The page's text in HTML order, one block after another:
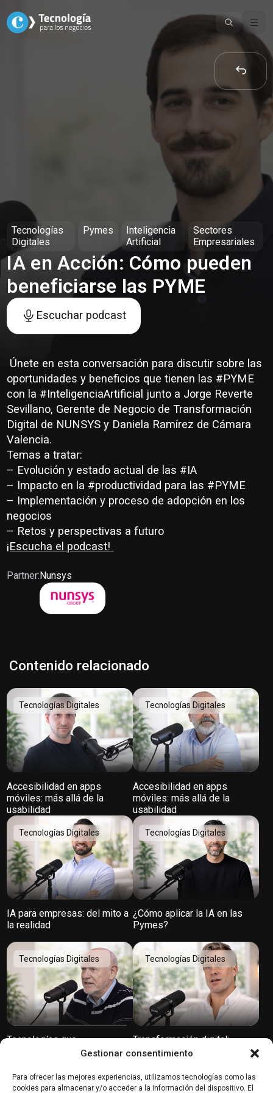
Gestionar consentimiento
Para ofrecer las mejores experiencias, utilizamos tecnologías como las
cookies para almacenar y/o acceder a la información del dispositivo. El
content
Tecnologías
Digitales
Pymes
Inteligencia
Artificial
Sectores
Empresariales
IA en Acción: Cómo pueden
beneficiarse las PYME
Escuchar podcast
️ Únete en esta conversación para discutir sobre las
oportunidades y beneficios que tienen las #PYME
con la #InteligenciaArtificial junto a Jorge Reverte
Sevillano, Gerente de Negocio de Transformación
Digital de NUNSYS y Daniela Ramírez de Cámara
Valencia.
Temas a tratar:
– Evolución y estado actual de las #IA
– Impacto en la #productividad para las #PYME
– Implementación y proceso de adopción en los
negocios
– Retos y perspectivas a futuro
¡Escucha el podcast!
Partner:Nunsys
Contenido relacionado
Tecnologías Digitales
Accesibilidad en apps
móviles: más allá de la
usabilidad
Tecnologías Digitales
Accesibilidad en apps
móviles: más allá de la
usabilidad
Tecnologías Digitales
IA para empresas: del mito a
la realidad
Tecnologías Digitales
¿Cómo aplicar la IA en las
Pymes?
Tecnologías Digitales
Tecnologías que
transformarán el mundo
Tecnologías Digitales
Transformación digital:
Innovación, cultura y
Tecnologías Digitales Tecnologías Digitales